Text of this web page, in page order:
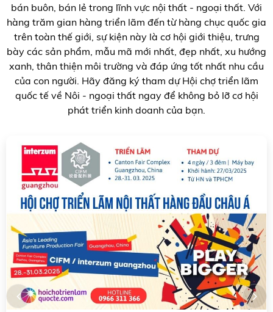
bán buôn, bán lẻ trong lĩnh vực nội thất - ngoại thất. Với
hàng trăm gian hàng triển lãm đến từ hàng chục quốc gia
trên toàn thế giới, sự kiện này là cơ hội giới thiệu, trưng
bày các sản phẩm, mẫu mã mới nhất, đẹp nhất, xu hướng
xanh, thân thiện môi trường và đáp ứng tốt nhất nhu cầu
của con người. Hãy đăng ký tham dự Hội chợ triển lãm
quốc tế về Nôi - ngoại thất ngay để không bỏ lỡ cơ hội
phát triển kinh doanh của bạn.